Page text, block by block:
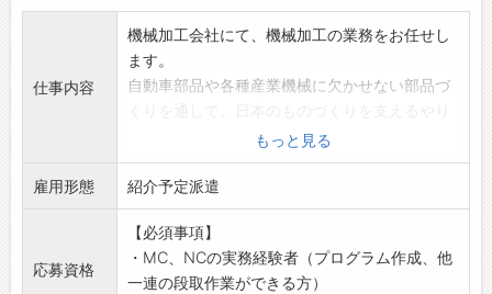
しています！
◇働きやすい環境で、長く安定して働けます♪
・ライフスタイルに合わせた働き方ができ、キ
☆----------------------------------------
◆給与前払い制度あり！
勤務実績に応じて、給与前払いが可能です◎
簡単申請！簡単受取！日払い即日払い対応！
仕事内容
機械加工会社にて、機械加工の業務をお任せし
ます。
自動車部品や各種産業機械に欠かせない部品づ
経験を活かしたい方はもちろん、さらに技術力
を高めたい方にもピッタリな環境です♪
【具体的な業務内容】
■自動車部品製造機などに使用される各種部品
の加工業務
・加工プログラムの作成
もっと見る
雇用形態 紹介予定派遣
応募資格
【必須事項】
・MC、NCの実務経験者（プログラム作成、他
一連の段取作業ができる方）